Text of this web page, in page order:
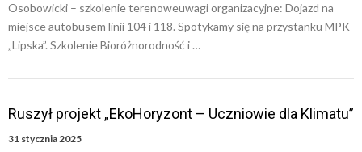
Osobowicki – szkolenie terenoweuwagi organizacyjne: Dojazd na
miejsce autobusem linii 104 i 118. Spotykamy się na przystanku MPK
„Lipska”. Szkolenie Bioróżnorodność i …
Ruszył projekt „EkoHoryzont – Uczniowie dla Klimatu”
31 stycznia 2025